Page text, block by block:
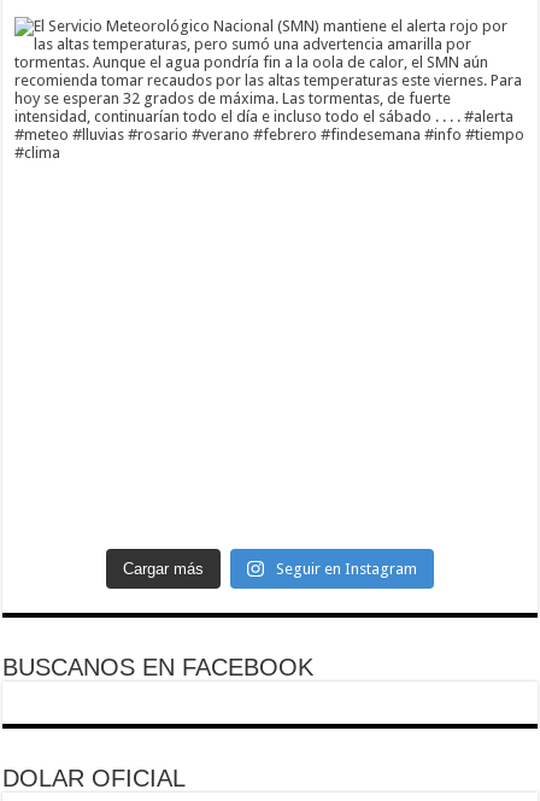
Cargar más Seguir en Instagram
BUSCANOS EN FACEBOOK
DOLAR OFICIAL